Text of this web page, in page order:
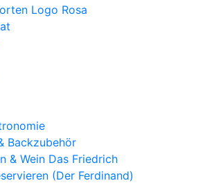
Backzubehör
& Wein Das Friedrich
(Der Ferdinand)